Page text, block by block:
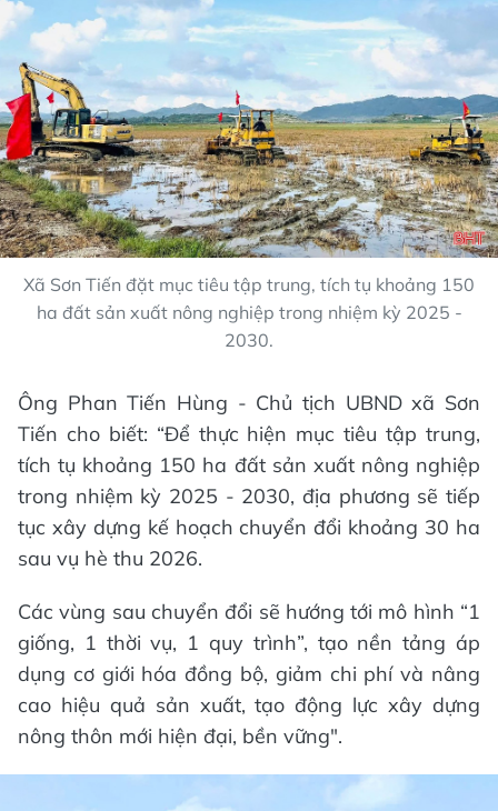
Xã Sơn Tiến đặt mục tiêu tập trung, tích tụ khoảng 150
ha đất sản xuất nông nghiệp trong nhiệm kỳ 2025 -
2030.
Ông Phan Tiến Hùng - Chủ tịch UBND xã Sơn
Tiến cho biết: “Để thực hiện mục tiêu tập trung,
tích tụ khoảng 150 ha đất sản xuất nông nghiệp
trong nhiệm kỳ 2025 - 2030, địa phương sẽ tiếp
tục xây dựng kế hoạch chuyển đổi khoảng 30 ha
sau vụ hè thu 2026.
Các vùng sau chuyển đổi sẽ hướng tới mô hình “1
giống, 1 thời vụ, 1 quy trình”, tạo nền tảng áp
dụng cơ giới hóa đồng bộ, giảm chi phí và nâng
cao hiệu quả sản xuất, tạo động lực xây dựng
nông thôn mới hiện đại, bền vững".